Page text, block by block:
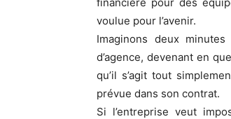
voulue pour l’avenir.
Imaginons deux
d’agence, devenant en
qu’il s’agit tout
prévue dans son contrat.
Si l’entreprise veut